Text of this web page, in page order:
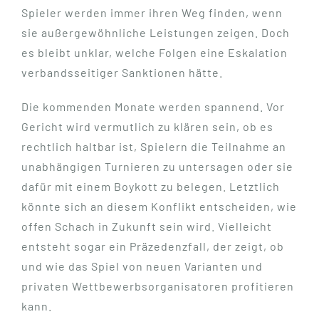
Spieler werden immer ihren Weg finden, wenn
sie außergewöhnliche Leistungen zeigen. Doch
es bleibt unklar, welche Folgen eine Eskalation
verbandsseitiger Sanktionen hätte.
Die kommenden Monate werden spannend. Vor
Gericht wird vermutlich zu klären sein, ob es
rechtlich haltbar ist, Spielern die Teilnahme an
unabhängigen Turnieren zu untersagen oder sie
dafür mit einem Boykott zu belegen. Letztlich
könnte sich an diesem Konflikt entscheiden, wie
offen Schach in Zukunft sein wird. Vielleicht
entsteht sogar ein Präzedenzfall, der zeigt, ob
und wie das Spiel von neuen Varianten und
privaten Wettbewerbsorganisatoren profitieren
kann.